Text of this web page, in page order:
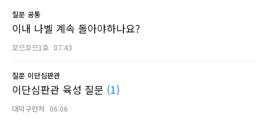
질문 공통
이내 나벨 계속 돌아야하나요?
꼬므꼬므1호 07:43
질문 이단심판관
이단심판관 육성 질문 (1)
대덕구런처 06:06